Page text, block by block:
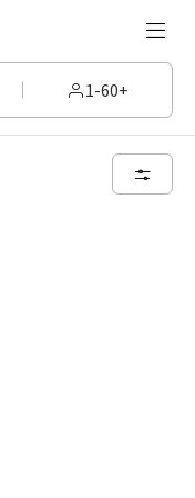
1-60+
以調整地圖的搜尋區域